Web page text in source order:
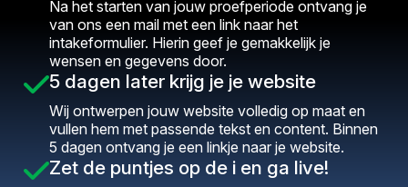
Na het starten van jouw proefperiode ontvang je
van ons een mail met een link naar het
intakeformulier. Hierin geef je gemakkelijk je
wensen en gegevens door.
5 dagen later krijg je je website
Wij ontwerpen jouw website volledig op maat en
vullen hem met passende tekst en content. Binnen
5 dagen ontvang je een linkje naar je website.
Zet de puntjes op de i en ga live!